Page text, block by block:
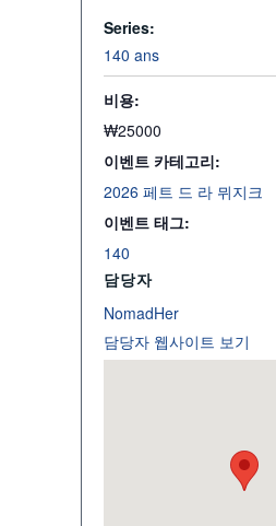
Series:
140 ans
비용:
₩25000
이벤트 카테고리:
2026 페트 드 라 뮈지크
이벤트 태그:
140
담당자
NomadHer
담당자 웹사이트 보기